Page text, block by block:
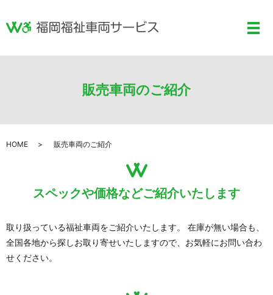
メ
販売車両のご紹介
HOME 販売車両のご紹介
スペックや価格などご紹介いたします
取り扱っている福祉車両をご紹介いたします。 在庫が無い場合も、
全国各地から探しお取り寄せいたしますので、お気軽にお問い合わ
せください。